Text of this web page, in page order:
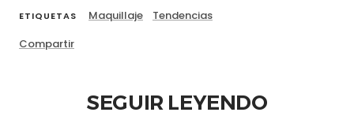
ETIQUETAS Maquillaje
Tendencias
Compartir
SEGUIR LEYENDO